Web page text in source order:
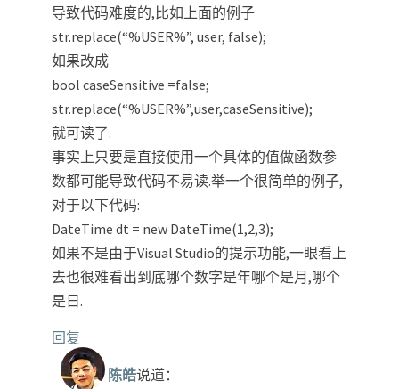
导致代码难度的,比如上面的例子
str.replace(“%USER%”, user, false);
如果改成
bool caseSensitive =false;
str.replace(“%USER%”,user,caseSensitive);
就可读了.
事实上只要是直接使用一个具体的值做函数参
数都可能导致代码不易读.举一个很简单的例子,
对于以下代码:
DateTime dt = new DateTime(1,2,3);
如果不是由于Visual Studio的提示功能,一眼看上
去也很难看出到底哪个数字是年哪个是月,哪个
是日.
回复
陈皓说道：